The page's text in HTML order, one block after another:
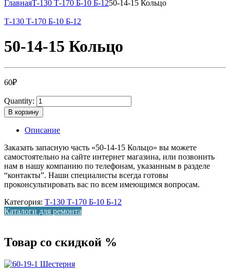
ГлавнаяТ-130 Т-170 Б-10 Б-1250-14-15 Кольцо
Т-130 Т-170 Б-10 Б-12
50-14-15 Кольцо
60₽
Quantity:
В корзину
Описание
Заказать запасную часть «50-14-15 Кольцо» вы можете
самостоятельно на сайте интернет магазина, или позвонить
нам в нашу компанию по телефонам, указанным в разделе
“контакты”. Наши специалисты всегда готовы
проконсультировать вас по всем имеющимся вопросам.
Категория: Т-130 Т-170 Б-10 Б-12
Каталоги для ремонта
Товар со скидкой %